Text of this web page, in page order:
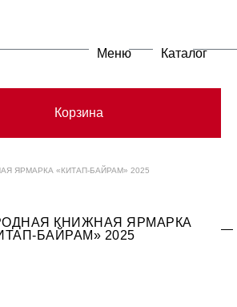
Меню Каталог
Корзина
ЯРМАРКА «КИТАП-БАЙРАМ» 2025
КНИЖНАЯ ЯРМАРКА
БАЙРАМ» 2025